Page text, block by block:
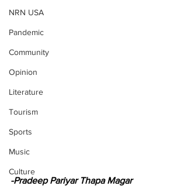
NRN USA
Pandemic
Community
Opinion
Literature
Tourism
Sports
Music
Culture
-Pradeep Pariyar Thapa Magar